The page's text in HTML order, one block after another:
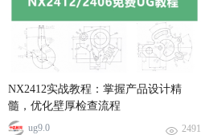
NX2412实战教程：掌握产品设计精
髓，优化壁厚检查流程
ug9.0 2491